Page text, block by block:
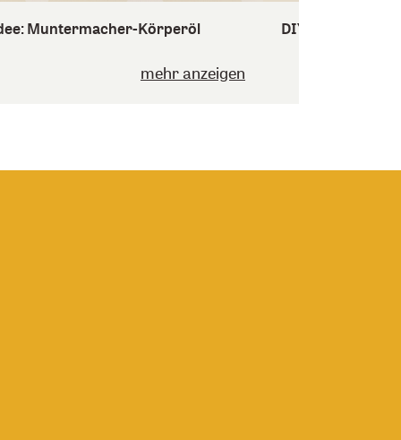
Muntermacher-Körperöl
mehr anzeigen
DIY-Idee: